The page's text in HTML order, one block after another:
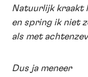
Natuurlijk kraakt
en spring ik niet
als met
Dus ja meneer